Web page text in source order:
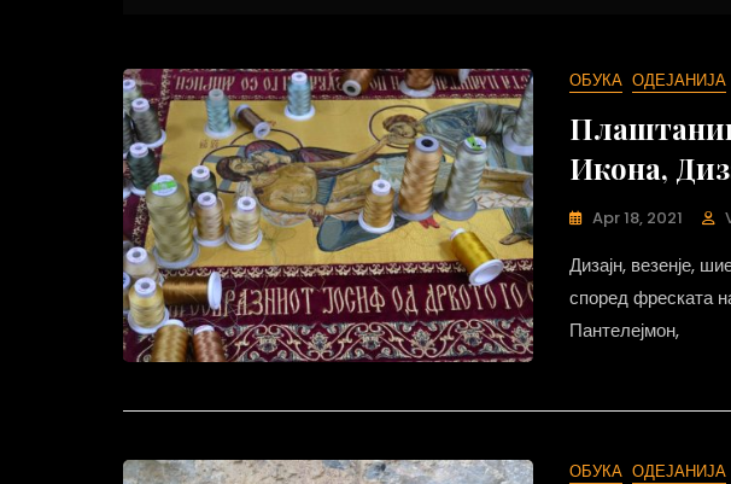
ОБУКА ОДЕЈАНИЈА
Икона,
Apr 18, 2021
Дизајн, везенје,
според фреската
Пантелејмон,
ОБУКА ОДЕЈАНИЈА